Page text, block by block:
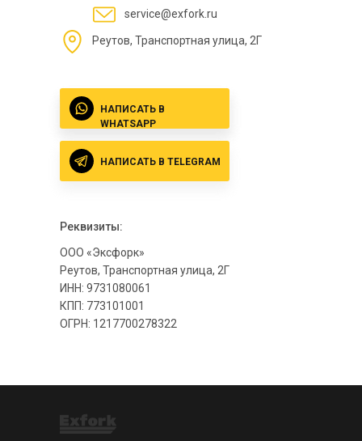
service@exfork.ru
ООО «Эксфорк»
Реутов, Транспортная улица, 2Г
ИНН: 9731080061
КПП: 773101001
ОГРН: 1217700278322
Реутов, Транспортная улица, 2Г
Реквизиты:
НАПИСАТЬ В
WHATSAPP
НАПИСАТЬ В TELEGRAM